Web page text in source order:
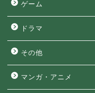
ゲーム
ドラマ
その他
マンガ・アニメ